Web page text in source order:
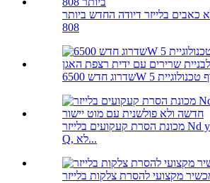
כאבים בלייזר דיודה החדש ביותר
808
מכונת הסרת קעקועים בלייזר Nd yag עם החלפת
Q, לא...